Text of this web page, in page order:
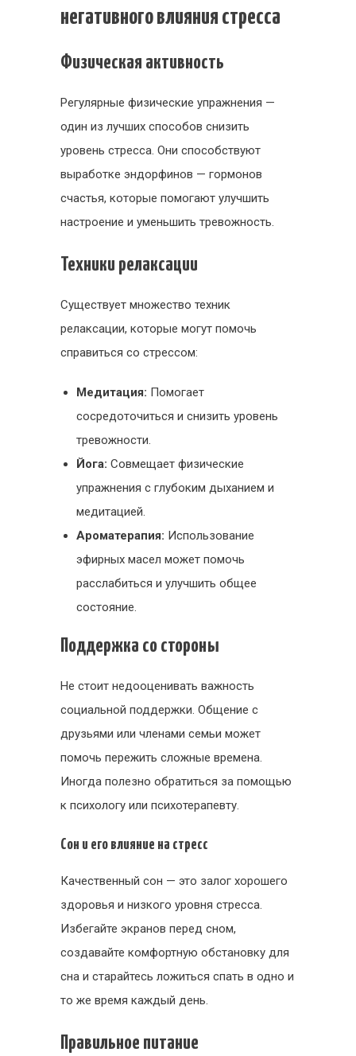
негативного влияния стресса
Физическая активность
Регулярные физические упражнения —
один из лучших способов снизить
уровень стресса. Они способствуют
выработке эндорфинов — гормонов
счастья, которые помогают улучшить
настроение и уменьшить тревожность.
Техники релаксации
Существует множество техник
релаксации, которые могут помочь
справиться со стрессом:
Медитация: Помогает
сосредоточиться и снизить уровень
тревожности.
Йога: Совмещает физические
упражнения с глубоким дыханием и
медитацией.
Ароматерапия: Использование
эфирных масел может помочь
расслабиться и улучшить общее
состояние.
Поддержка со стороны
Не стоит недооценивать важность
социальной поддержки. Общение с
друзьями или членами семьи может
помочь пережить сложные времена.
Иногда полезно обратиться за помощью
к психологу или психотерапевту.
Сон и его влияние на стресс
Качественный сон — это залог хорошего
здоровья и низкого уровня стресса.
Избегайте экранов перед сном,
создавайте комфортную обстановку для
сна и старайтесь ложиться спать в одно и
то же время каждый день.
Правильное питание